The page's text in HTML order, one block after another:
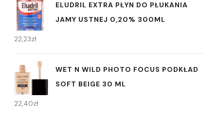
ELUDRIL EXTRA PŁYN DO PŁUKANIA
JAMY USTNEJ 0,20% 300ML
22,23zł
WET N WILD PHOTO FOCUS PODKŁAD
SOFT BEIGE 30 ML
22,40zł